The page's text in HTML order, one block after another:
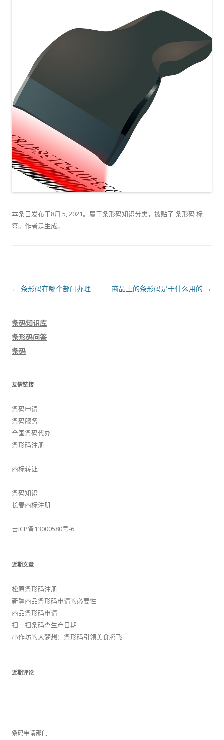
本条目发布于8月 5, 2021。属于条形码知识分类，被贴了 条形码 标
签。 作者是生成。
文
← 条形码在哪个部门办理 商品上的条形码是干什么用的 →
条码知识库
条形码问答
条码
友情链接
条码申请
条码服务
全国条码代办
条形码注册
商标转让
条码知识
长春商标注册
吉ICP备13000580号-6
近期文章
松原条形码注册
新疆商品条形码申请的必要性
商品条形码申请
扫一扫条码查生产日期
小作坊的大梦想：条形码引领美食腾飞
近期评论
条码申请部门